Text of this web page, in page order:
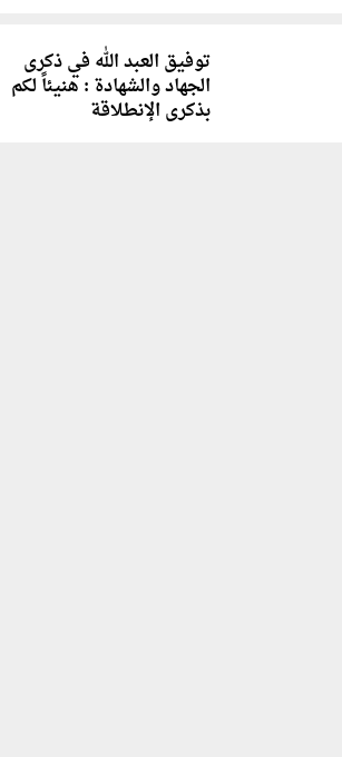
توفيق العبد الله في ذكرى
الجهاد والشهادة : هنيئاً لكم
بذكرى الإنطلاقة